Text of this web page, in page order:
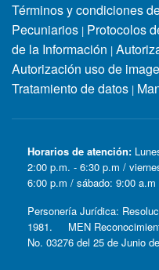
Términos y condiciones
Pecuniarios | Protocolos
de la Información |
Autorización uso de
Tratamiento de datos |
Horarios de atención:
2:00 p.m. - 6:30 p.m /
6:00 p.m / sábado: 9:00 a.m
Personería Jurídica:
1981. MEN
No. 03276 del 25 de Junio